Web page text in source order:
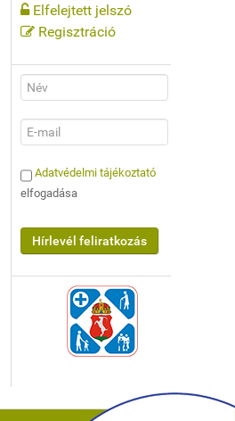
Elfelejtett jelszó
Regisztráció
Adatvédelmi tájékoztató
elfogadása